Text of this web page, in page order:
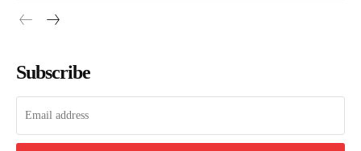
Subscribe